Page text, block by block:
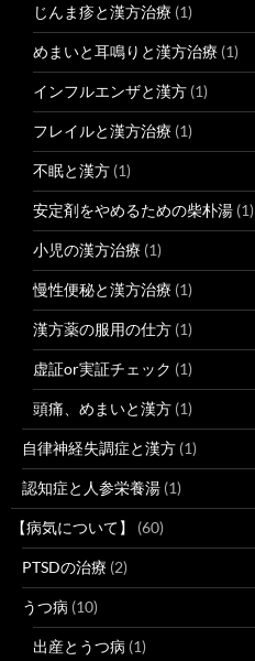
じんま疹と漢方治療 (1)
めまいと耳鳴りと漢方治療 (1)
インフルエンザと漢方 (1)
フレイルと漢方治療 (1)
不眠と漢方 (1)
安定剤をやめるための柴朴湯 (1)
小児の漢方治療 (1)
慢性便秘と漢方治療 (1)
漢方薬の服用の仕方 (1)
虚証or実証チェック (1)
頭痛、めまいと漢方 (1)
自律神経失調症と漢方 (1)
認知症と人参栄養湯 (1)
【病気について】 (60)
PTSDの治療 (2)
うつ病 (10)
出産とうつ病 (1)